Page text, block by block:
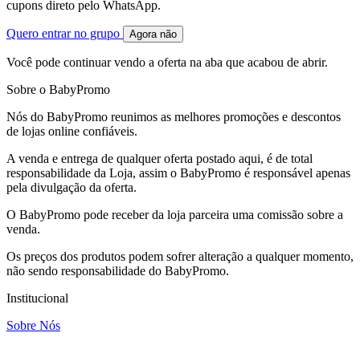
cupons direto pelo WhatsApp.
Quero entrar no grupo Agora não
Você pode continuar vendo a oferta na aba que acabou de abrir.
Sobre o BabyPromo
Nós do BabyPromo reunimos as melhores promoções e descontos
de lojas online confiáveis.
A venda e entrega de qualquer oferta postado aqui, é de total
responsabilidade da Loja, assim o BabyPromo é responsável apenas
pela divulgação da oferta.
O BabyPromo pode receber da loja parceira uma comissão sobre a
venda.
Os preços dos produtos podem sofrer alteração a qualquer momento,
não sendo responsabilidade do BabyPromo.
Institucional
Sobre Nós